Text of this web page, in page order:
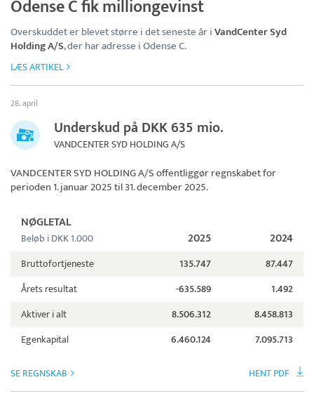
Odense C fik milliongevinst
Overskuddet er blevet større i det seneste år iVandCenter Syd
Holding A/S, der har adresse i Odense C.
LÆS ARTIKEL
28. april
Underskud på DKK 635 mio.
VANDCENTER SYD HOLDING A/S
VANDCENTER SYD HOLDING A/Soffentliggør regnskabet for
perioden 1. januar 2025 til 31. december 2025.
NØGLETAL
Beløb i DKK 1.000 2025 2024
Bruttofortjeneste 135.747
87.447
Årets resultat
-635.589
1.492
Aktiver i alt
8.506.312
8.458.813
Egenkapital
6.460.124 7.095.713
SE REGNSKAB HENT PDF